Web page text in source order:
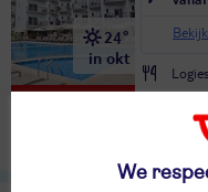
KASSAKORTING
24°
in okt
We